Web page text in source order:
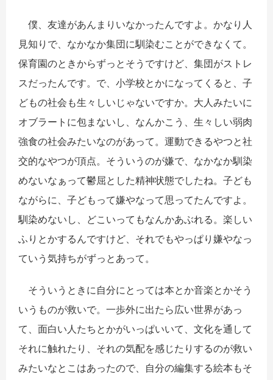
僕、友達があんまりいなかったんですよ。かなり人
見知りで、なかなか集団に馴染むことができなくて。
保育園のときからずっとそうですけど、集団がストレ
スだったんです。で、小学校とかになってくると、子
どもの社会も生々しいじゃないですか。大人みたいに
オブラートに包まないし、なんかこう、生々しい弱肉
強食の社会みたいなのがあって。運動できるやつと社
交的なやつが頂点。そういうのが嫌で、なかなか馴染
めないなぁって鬱屈とした精神状態でしたね。子ども
ながらに、子どもって嫌やなって思ってたんですよ。
馴染めないし、どこいってもなんかあぶれる。楽しい
ふりとかするんですけど、それでもやっぱり嫌やなっ
ていう気持ちがずっとあって。
そういうときに自分にとっては本とか音楽とかそう
いうものが救いで。一歩外に出たら広い世界があっ
て、面白い人たちとかがいっぱいいて、文化を通して
それに触れたり、それの気配を感じたりするのが救い
みたいなとこはあったので、自分の編集する絵本もそ